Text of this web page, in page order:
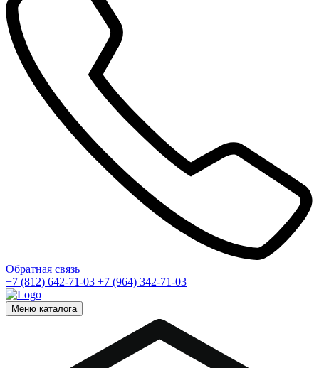
Обратная связь
+7 (812) 642-71-03 +7 (964) 342-71-03
Меню каталога